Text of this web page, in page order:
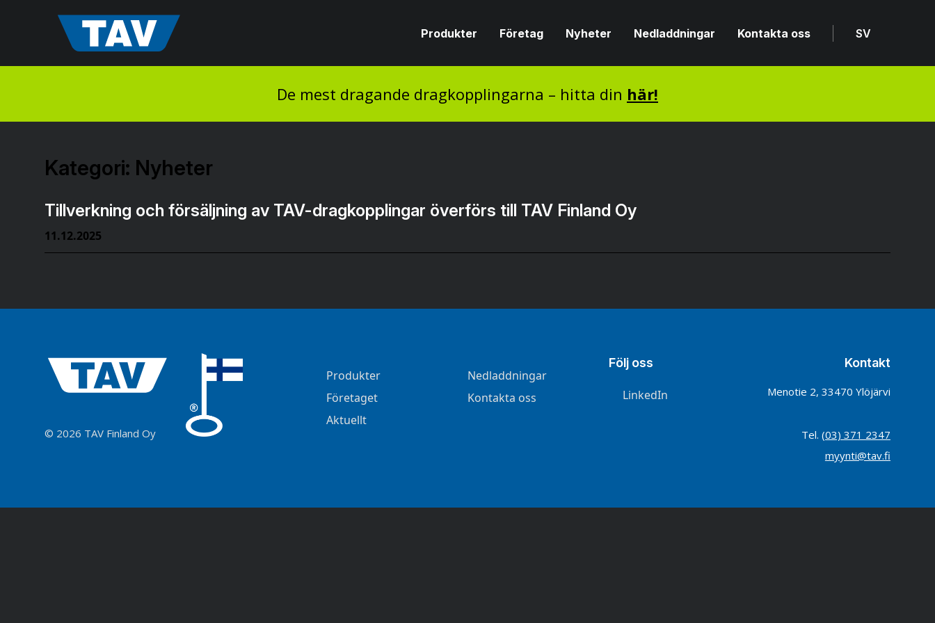
Produkter Företag Nyheter Nedladdningar Kontakta oss SV
De mest dragande dragkopplingarna – hitta din här!
Kategori: Nyheter
Tillverkning och försäljning av TAV-dragkopplingar överförs till TAV Finland Oy
11.12.2025
© 2026 TAV Finland Oy
Produkter
Företaget
Aktuellt
Nedladdningar
Kontakta oss
Följ oss
LinkedIn
Kontakt
Menotie 2, 33470 Ylöjärvi
Tel. (03) 371 2347
myynti@tav.fi